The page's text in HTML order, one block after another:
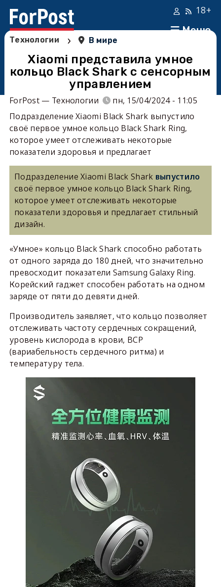
Меню
18+
Технологии › В мире
Xiaomi представила умное
кольцо Black Shark с сенсорным
управлением
ForPost — Технологии
пн, 15/04/2024 - 11:05
Подразделение Xiaomi Black Shark выпустило
своё первое умное кольцо Black Shark Ring,
которое умеет отслеживать некоторые
показатели здоровья и предлагает
Подразделение Xiaomi Black Shark выпустило
своё первое умное кольцо Black Shark Ring,
которое умеет отслеживать некоторые
показатели здоровья и предлагает стильный
дизайн.
«Умное» кольцо Black Shark способно работать
от одного заряда до 180 дней, что значительно
превосходит показатели Samsung Galaxy Ring.
Корейский гаджет способен работать на одном
заряде от пяти до девяти дней.
Производитель заявляет, что кольцо позволяет
отслеживать частоту сердечных сокращений,
уровень кислорода в крови, ВСР
(вариабельность сердечного ритма) и
температуру тела.